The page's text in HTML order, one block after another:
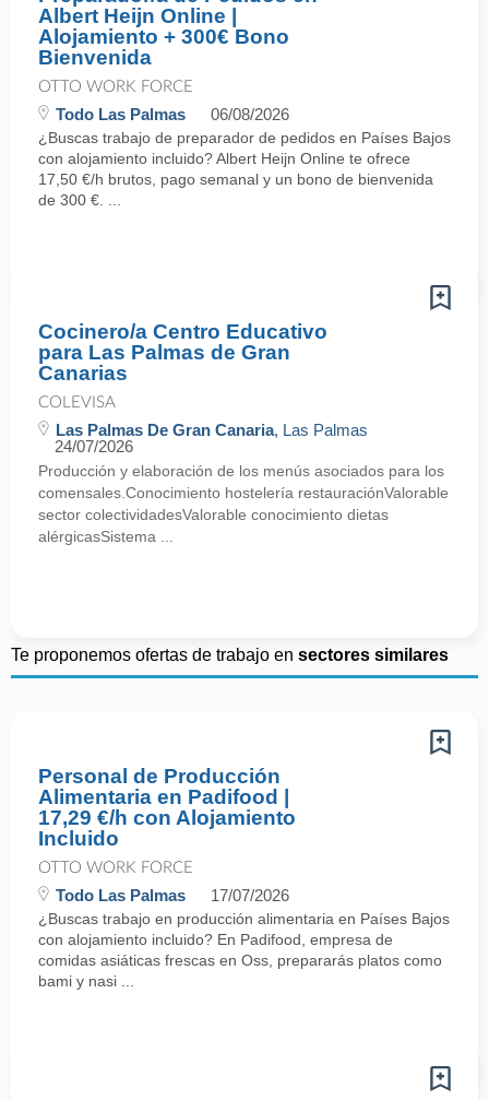
Albert Heijn Online |
Alojamiento + 300€ Bono
Bienvenida
OTTO WORK FORCE
Todo Las Palmas 06/08/2026
¿Buscas trabajo de preparador de pedidos en Países Bajos
con alojamiento incluido? Albert Heijn Online te ofrece
17,50 €/h brutos, pago semanal y un bono de bienvenida
de 300 €. ...
Cocinero/a Centro Educativo
para Las Palmas de Gran
Canarias
COLEVISA
Las Palmas De Gran Canaria, Las Palmas
24/07/2026
Producción y elaboración de los menús asociados para los
comensales.Conocimiento hostelería restauraciónValorable
sector colectividadesValorable conocimiento dietas
alérgicasSistema ...
Te proponemos ofertas de trabajo en sectores similares
Personal de Producción
Alimentaria en Padifood |
17,29 €/h con Alojamiento
Incluido
OTTO WORK FORCE
Todo Las Palmas 17/07/2026
¿Buscas trabajo en producción alimentaria en Países Bajos
con alojamiento incluido? En Padifood, empresa de
comidas asiáticas frescas en Oss, prepararás platos como
bami y nasi ...